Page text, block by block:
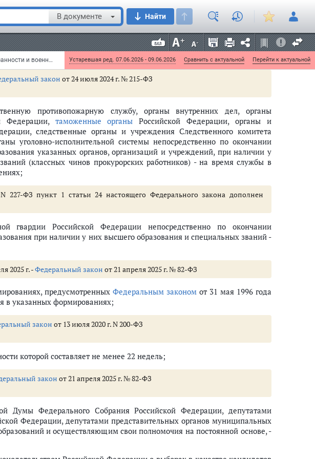
В документе Найти
Федеральный закон от 28 марта 1998 г. N 53-ФЗ "О воинской обязанности и военной службе" Устаревшая ред. 07.06.2026 - 09.06.2026 Сравнить с актуальной Перейти к актуальной
закон от 24 июля 2024 г. № 215-ФЗ
противопожарную службу, органы внутренних дел, органы
Федерации, таможенные органы Российской Федерации, органы и
следственные органы и учреждения Следственного комитета
уголовно-исполнительной системы непосредственно по окончании
указанных органов, организаций и учреждений, при наличии у
(классных чинов прокурорских работников) - на время службы в
ФЗ пункт 1 статьи 24 настоящего Федерального закона дополнен
гвардии Российской Федерации непосредственно по окончании
при наличии у них высшего образования и специальных званий -
2025 г. -Федеральный закон от 21 апреля 2025 г. № 82-ФЗ
предусмотренных Федеральным законом от 31 мая 1996 года
в указанных формированиях;
закон от 13 июля 2020 г. N 200-ФЗ
которой составляет не менее 22 недель;
закон от 21 апреля 2025 г. № 82-ФЗ
Думы Федерального Собрания Российской Федерации, депутатами
Федерации, депутатами представительных органов муниципальных
и осуществляющим свои полномочия на постоянной основе, -